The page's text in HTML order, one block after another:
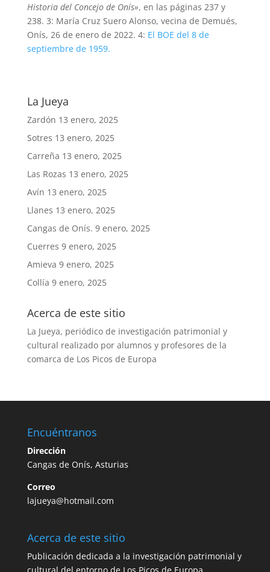
Historia del Concejo de Onís», en las páginas 237 y
238. 3: María Cruz Suero Alonso, vecina de Demués,
Onís, 26 de enero de 2022. 4: El BOE del 8 de
septiembre de 1959.
La Jueya
Zardón 13 enero, 2025
Sotres 13 enero, 2025
Carreña 13 enero, 2025
Las Rozas 13 enero, 2025
Avín 13 enero, 2025
Llanes 13 enero, 2025
Cangas de Onís. 9 enero, 2025
Cuerres 9 enero, 2025
Amieva 9 enero, 2025
Collía 9 enero, 2025
Acerca de este sitio
La Jueya, periódico de investigación patrimonial y
cultural realizado por alumnos y profesores de la
comarca de Los Picos de Europa
Encuéntranos
Dirección
Cangas de Onís, Asturias
Correo
lajueya@hotmail.com
Acerca de este sitio
Publicación dedicada a la investigación patrimonial y